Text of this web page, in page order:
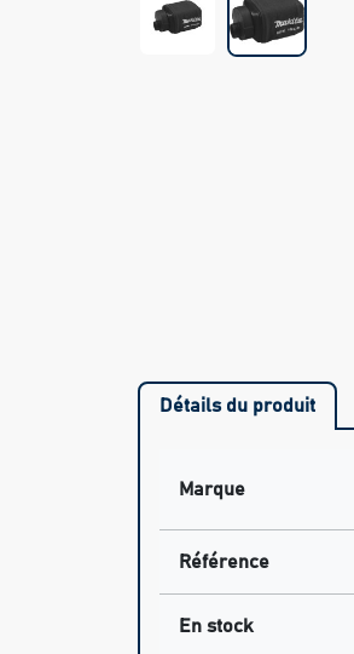
Détails du produit
Marque
Référence
En stock